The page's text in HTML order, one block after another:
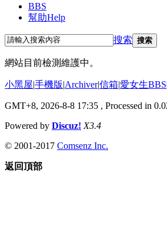
BBS
幫助Help
搜索 搜索
網站目前檢測維護中。
小黑屋|手機版|Archiver|信箱|愛女生BBS
GMT+8, 2026-8-8 17:35 , Processed in
Powered by Discuz! X3.4
© 2001-2017 Comsenz Inc.
返回頂部